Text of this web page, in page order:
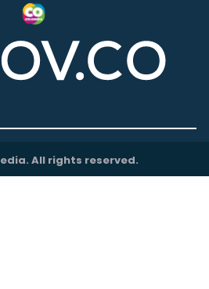
All rights reserved.